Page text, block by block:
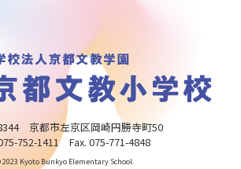
京都市左京区岡崎円勝寺町50
752-1411 Fax. 075-771-4848
2023 Kyoto Bunkyo Elementary School.